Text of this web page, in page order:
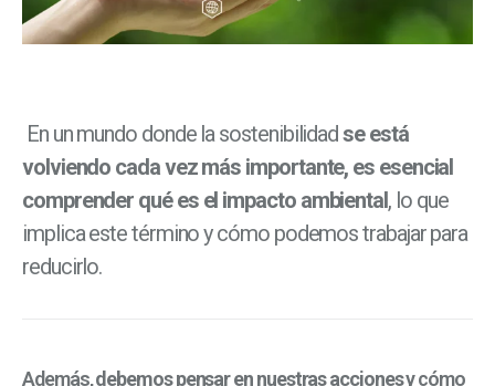
En un mundo donde la sostenibilidadse está
volviendo cada vez más importante, es esencial
comprender qué es el impacto ambiental, lo que
implica este término y cómo podemos trabajar para
reducirlo.
Además,debemos pensar en nuestras accionesy cómo